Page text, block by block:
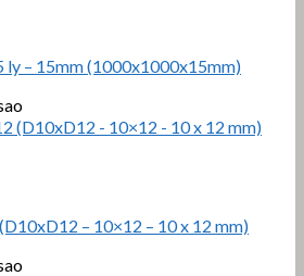
– 15mm (1000x1000x15mm)
– 10×12 – 10 x 12 mm)